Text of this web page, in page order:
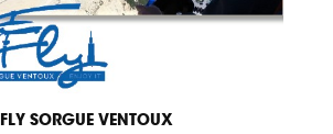
FLY SORGUE VENTOUX